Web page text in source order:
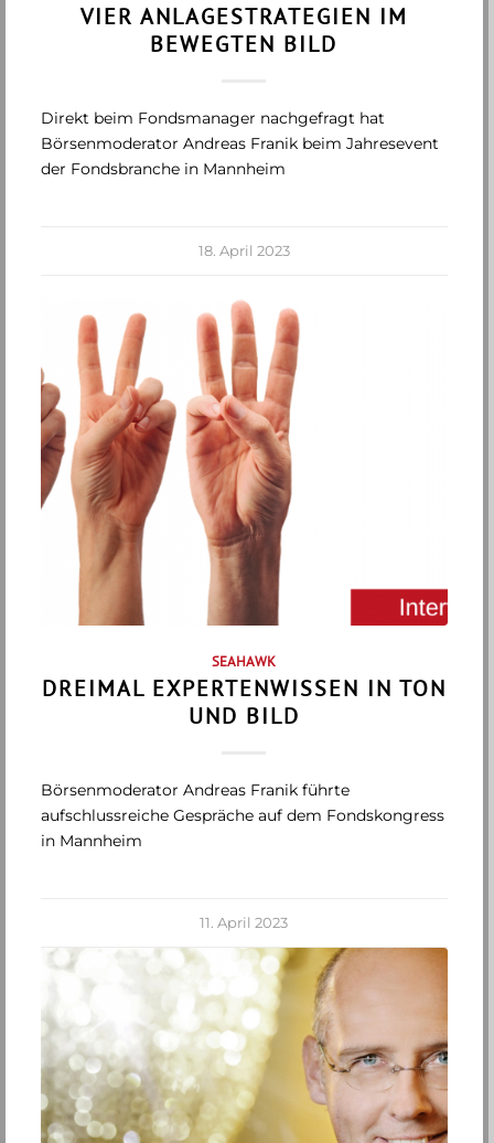
VIER ANLAGESTRATEGIEN IM
BEWEGTEN BILD
Direkt beim Fondsmanager nachgefragt hat
Börsenmoderator Andreas Franik beim Jahresevent
der Fondsbranche in Mannheim
18. April 2023
SEAHAWK
DREIMAL EXPERTENWISSEN IN TON
UND BILD
Börsenmoderator Andreas Franik führte
aufschlussreiche Gespräche auf dem Fondskongress
in Mannheim
11. April 2023